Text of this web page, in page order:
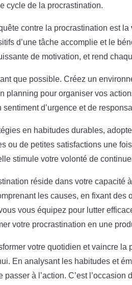
cycle de la procrastination.
contre la procrastination est la
d’une tâche accomplie et le
de motivation, et rend
que possible. Créez un
planning pour organiser vos
d’urgence et de
en habitudes durables,
ou de petites satisfactions une
stimule votre volonté de
réside dans votre capacité
les causes, en fixant des
vous équipez pour lutter
votre procrastination en une
votre quotidien et vaincre
En analysant les habitudes et
passer à l’action. C’est